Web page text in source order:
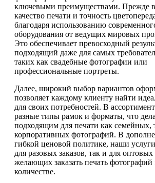
ключевыми преимуществами. Прежде
качество печати и точность
благодаря использованию
оборудования от ведущих мировых
Это обеспечивает превосходный
подходящий даже для самых
таких как свадебные фотографии или
профессиональные портреты.
Далее, широкий выбор вариантов
позволяет каждому клиенту найти
для своих потребностей. В
разные типы рамок и форматы, что
подходящим для печати как семейных,
корпоративных фотографий. В
гибкой ценовой политике, наши
для разовых заказов, так и для
желающих заказать печать
количестве.